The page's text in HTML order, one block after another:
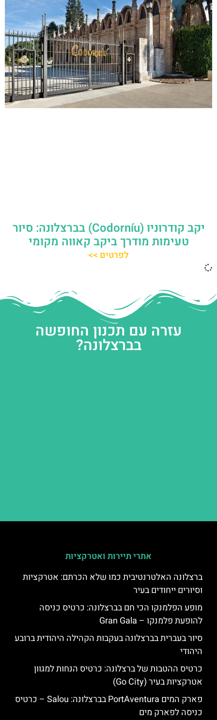
יקב קודרוניו (Codorníu) בברצלונה: סיור
טעימות מודרך ביקב קאווה מקומי
לפרטים >>
עזרה עם תכנון החופשה
בברצלונה?
אתרי תיירות ואטרקציות
ברצלונה האלטרנטיבית כמו שלא הכרתם: אטרקציות
וסיורים ייחודים בעיר
מופע הפלמנקו הכי חם בברצלונה: כרטיס כניסה
להופעת פלמנקו – Gran Gala
סיור בעברית בברצלונה בעקבות הקהילה היהודית ברובע
היהודי
כרטיס ההטבות של ברצלונה: כרטיס הנחות למגוון
אטרקציות בעיר (Go City)
פארק המים PortAventura בברצלונה: Salou – כרטיס
כניסה לפארק מים